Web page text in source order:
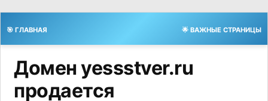
🎯 ГЛАВНАЯ 🌟 ВАЖНЫЕ СТРАНИЦЫ
Домен yessstver.ru
продается